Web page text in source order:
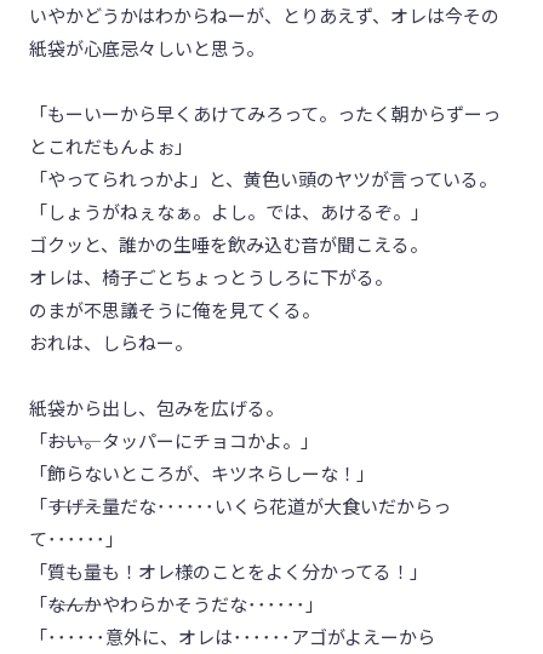
いやかどうかはわからねーが、とりあえず、オレは今その
紙袋が心底忌々しいと思う。
「もーいーから早くあけてみろって。ったく朝からずーっ
とこれだもんよぉ」
「やってられっかよ」と、黄色い頭のヤツが言っている。
「しょうがねぇなぁ。よし。では、あけるぞ。」
ゴクッと、誰かの生唾を飲み込む音が聞こえる。
オレは、椅子ごとちょっとうしろに下がる。
のまが不思議そうに俺を見てくる。
おれは、しらねー。
紙袋から出し、包みを広げる。
「―――おい。タッパーにチョコかよ。」
「飾らないところが、キツネらしーな！」
「―――すげえ量だな･･････いくら花道が大食いだからっ
て･･････」
「質も量も！オレ様のことをよく分かってる！」
「―――なんかやわらかそうだな･･････」
「･･････意外に、オレは･･････アゴがよえーから